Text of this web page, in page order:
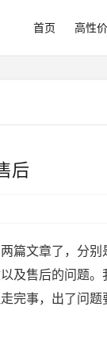
首页 高性
后
篇文章了，分别
及售后的问题
完事，出了问题